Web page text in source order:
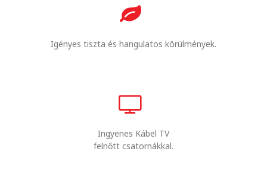
Igényes tiszta és hangulatos körülmények.
Ingyenes Kábel TV
felnőtt csatornákkal.